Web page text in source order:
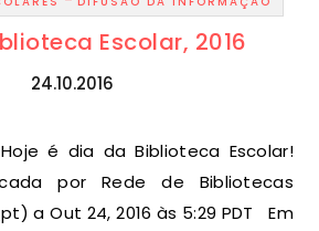
Escolar, 2016
24.10.2016
por Rede de Bibliotecas
a Out 24, 2016 às 5:29 PDT Em